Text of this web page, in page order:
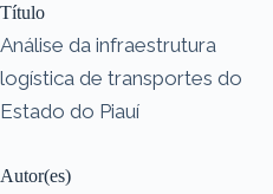
Título
Análise da infraestrutura
logística de transportes do
Estado do Piauí
Autor(es)